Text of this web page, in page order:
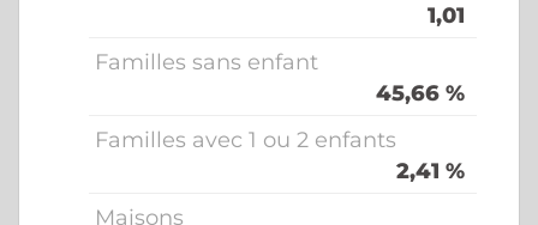
1,01
Familles sans enfant
45,66 %
Familles avec 1 ou 2 enfants
2,41 %
Maisons